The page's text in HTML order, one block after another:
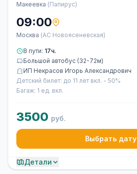
Макеевка (Папирус)
09:00
Москва (АС Новоясеневская)
В пути: 17ч.
Большой автобус (32-72м)
ИП Некрасов Игорь Александрович
Детский билет: до 11 лет вкл. - 50%
Багаж: 1 ед. вкл.
3500 руб.
Выбрать дату
Детали